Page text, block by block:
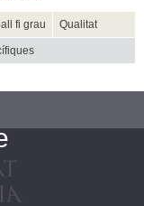
fi grau Qualitat